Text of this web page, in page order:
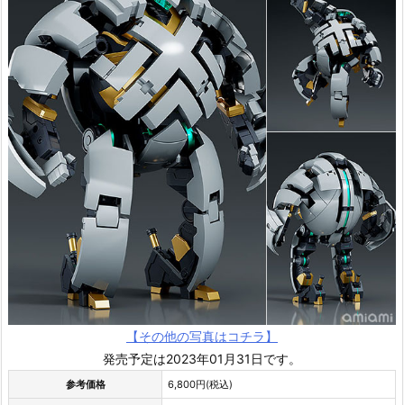
【その他の写真はコチラ】
発売予定は2023年01月31日です。
参考価格 6,800円(税込)